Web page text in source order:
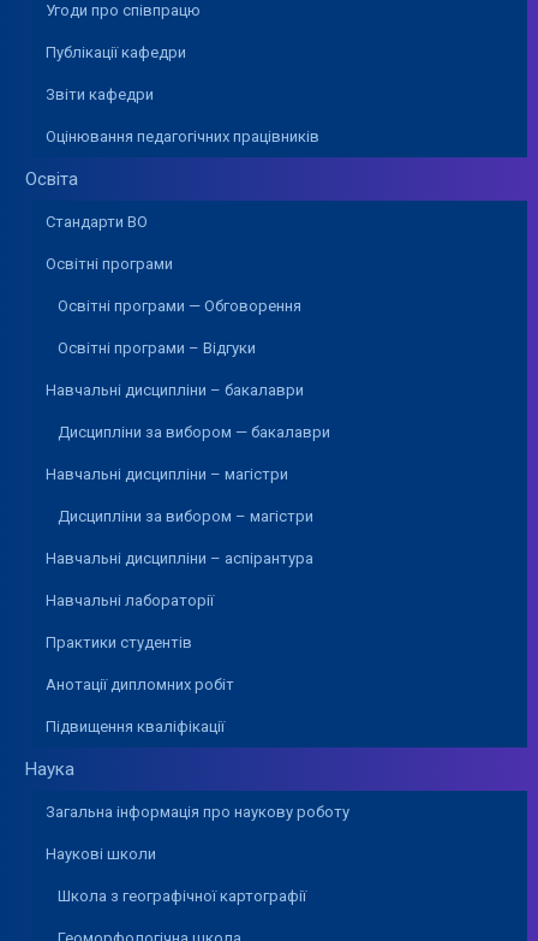
Угоди про співпрацю
Публікації кафедри
Звіти кафедри
Оцінювання педагогічних працівників
Освіта
Стандарти ВО
Освітні програми
Освітні програми — Обговорення
Освітні програми – Відгуки
Навчальні дисципліни – бакалаври
Дисципліни за вибором — бакалаври
Навчальні дисципліни – магістри
Дисципліни за вибором – магістри
Навчальні дисципліни – аспірантура
Навчальні лабораторії
Практики студентів
Анотації дипломних робіт
Підвищення кваліфікації
Наука
Загальна інформація про наукову роботу
Наукові школи
Школа з географічної картографії